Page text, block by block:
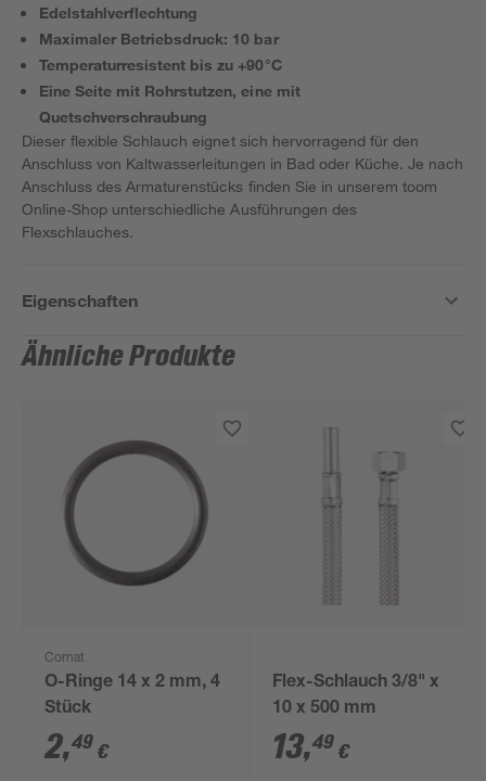
Edelstahlverflechtung
Maximaler Betriebsdruck: 10 bar
Temperaturresistent bis zu +90°C
Eine Seite mit Rohrstutzen, eine mit
Quetschverschraubung
Dieser flexible Schlauch eignet sich hervorragend für den
Anschluss von Kaltwasserleitungen in Bad oder Küche. Je nach
Anschluss des Armaturenstücks finden Sie in unserem toom
Online-Shop unterschiedliche Ausführungen des
Flexschlauches.
Eigenschaften
Ähnliche Produkte
Cornat
O-Ringe 14 x 2 mm, 4
Stück
2,49 €
Flex-Schlauch 3/8" x
10 x 500 mm
13,49 €